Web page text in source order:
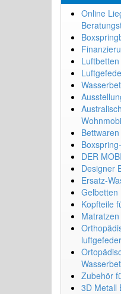
Online
Bettwaren
DER
Designer
Ersatz-
Gelbetten
Kopfteile
Zubehör
3D Metall